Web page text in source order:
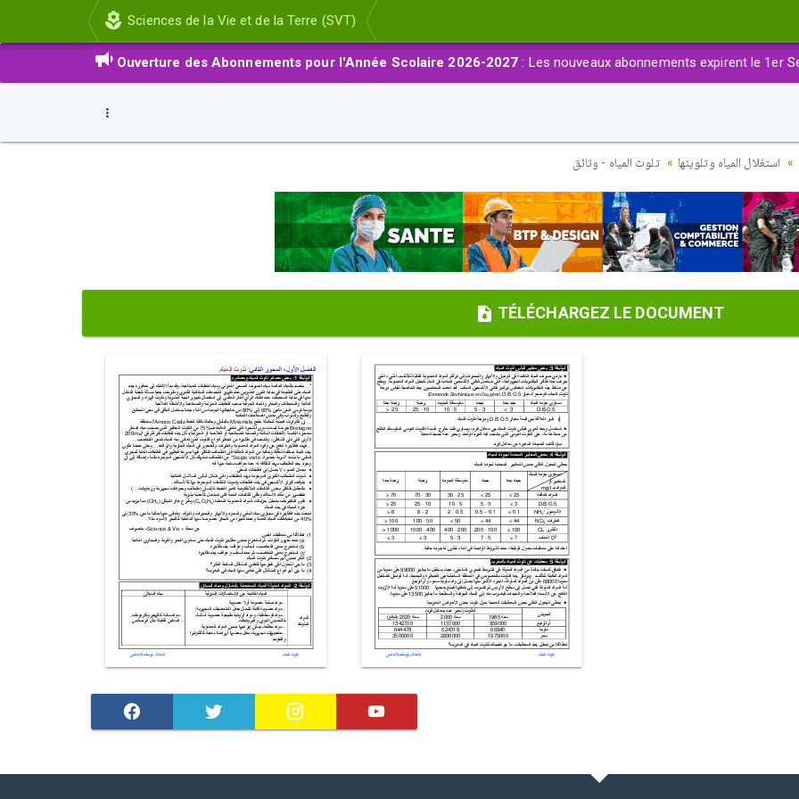
Sciences de la Vie et de la Terre (SVT)
Ouverture des Abonnements pour l'Année Scolaire 2026-2027 : Les nouveaux abonnements expirent le 1er
استغلال المياه وتلويثها تلوث المياه - وثائق
TÉLÉCHARGEZ LE DOCUMENT